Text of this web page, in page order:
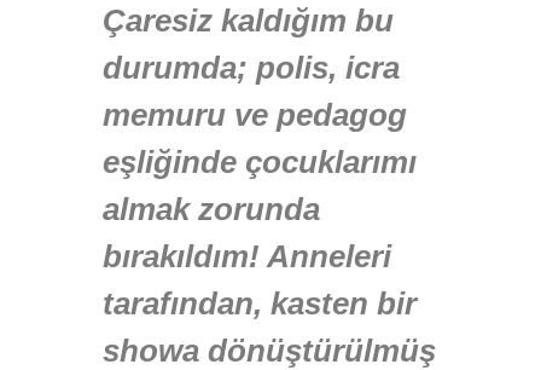
Çaresiz kaldığım bu
durumda; polis, icra
memuru ve pedagog
eşliğinde çocuklarımı
almak zorunda
bırakıldım! Anneleri
tarafından, kasten bir
showa dönüştürülmüş